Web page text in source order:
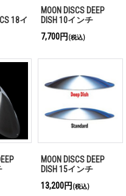
18イ
MOON DISCS DEEP
DISH 10インチ
7,700円 (税込)
MOON DISCS DEEP
DISH 15インチ
13,200円 (税込)